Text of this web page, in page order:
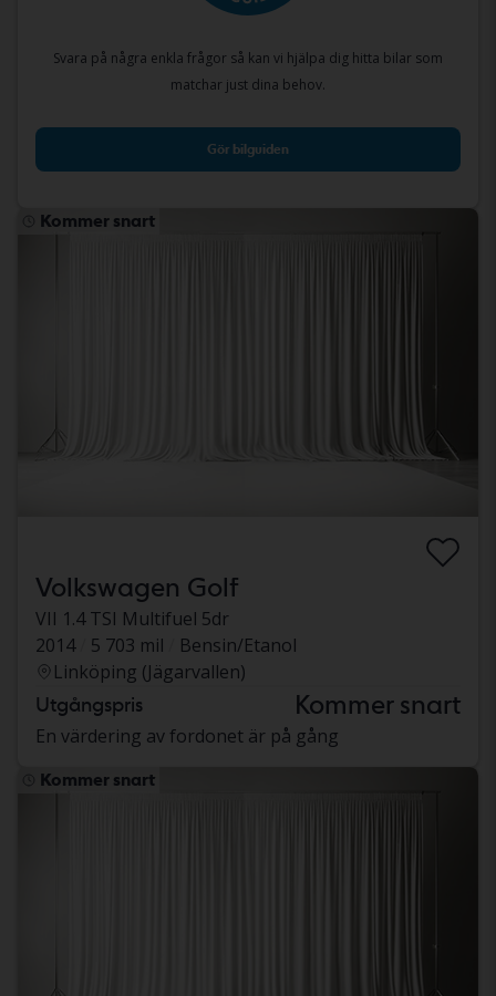
Svara på några enkla frågor så kan vi hjälpa dig hitta bilar som
matchar just dina behov.
Gör bilguiden
Kommer snart
Volkswagen Golf
VII 1.4 TSI Multifuel 5dr
2014
5 703 mil
Bensin/Etanol
Linköping (Jägarvallen)
Utgångspris Kommer snart
En värdering av fordonet är på gång
Kommer snart